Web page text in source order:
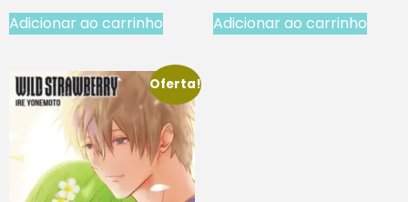
Adicionar ao carrinho Adicionar ao carrinho
Oferta!